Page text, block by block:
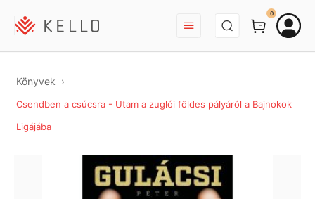
BEJELENTKEZÉS
0
Könyvek
Csendben a csúcsra - Utam a zuglói földes pályáról a Bajnokok
Ligájába